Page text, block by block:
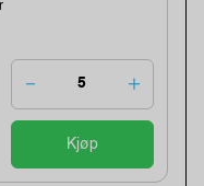
Kjøp